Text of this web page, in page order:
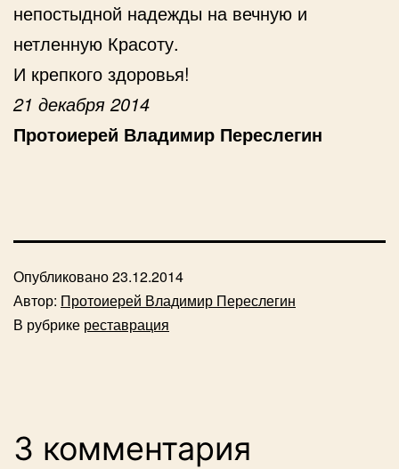
непостыдной надежды на вечную и
нетленную Красоту.
И крепкого здоровья!
21 декабря 2014
Протоиерей Владимир Переслегин
Опубликовано23.12.2014
Автор: Протоиерей Владимир Переслегин
В рубрике реставрация
3 комментария